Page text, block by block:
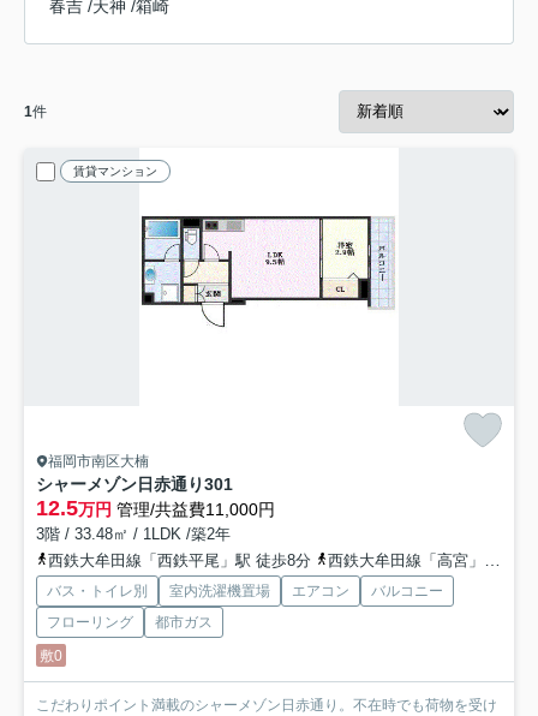
春吉 /天神 /箱崎
1件
賃貸マンション
福岡市南区大楠
シャーメゾン日赤通り301
12.5万円 管理/共益費11,000円
3階 / 33.48㎡ / 1LDK /築2年
西鉄大牟田線「西鉄平尾」駅 徒歩8分
西鉄大牟田線「高宮」駅 徒歩13分
バス・トイレ別 室内洗濯機置場 エアコン
バルコニー
フローリング
都市ガス
敷0
こだわりポイント満載のシャーメゾン日赤通り。不在時でも荷物を受け